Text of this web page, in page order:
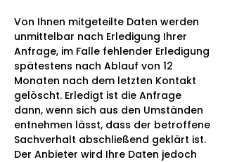
Von Ihnen mitgeteilte Daten werden
unmittelbar nach Erledigung Ihrer
Anfrage, im Falle fehlender Erledigung
spätestens nach Ablauf von 12
Monaten nach dem letzten Kontakt
gelöscht. Erledigt ist die Anfrage
dann, wenn sich aus den Umständen
entnehmen lässt, dass der betroffene
Sachverhalt abschließend geklärt ist.
Der Anbieter wird Ihre Daten jedoch